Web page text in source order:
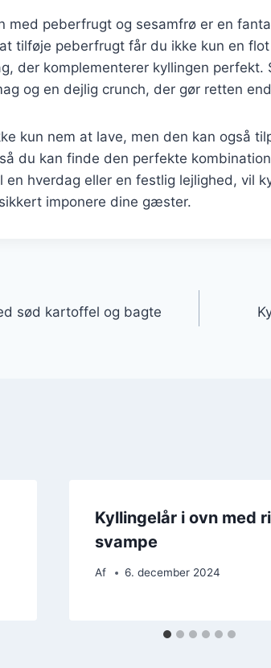
med peberfrugt og sesamfrø er en
tilføje peberfrugt får du ikke kun en
der komplementerer kyllingen perfekt.
og en dejlig crunch, der gør retten
kun nem at lave, men den kan også
du kan finde den perfekte
en hverdag eller en festlig lejlighed, vil
imponere dine gæster.
sød kartoffel og bagte
Kyllingelår i ovn med
svampe
Af 6. december 2024